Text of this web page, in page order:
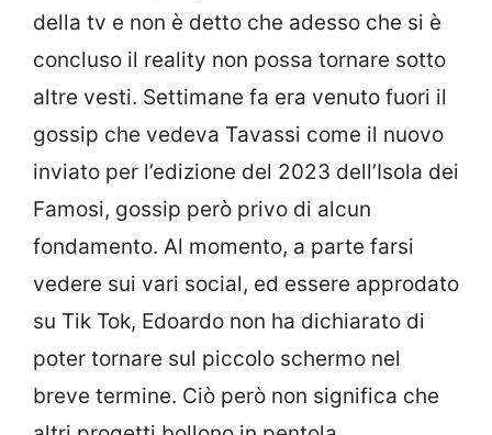
della tv e non è detto che adesso che si è
concluso il reality non possa tornare sotto
altre vesti. Settimane fa era venuto fuori il
gossip che vedeva Tavassi come il nuovo
inviato per l’edizione del 2023 dell’Isola dei
Famosi, gossip però privo di alcun
fondamento. Al momento, a parte farsi
vedere sui vari social, ed essere approdato
su Tik Tok, Edoardo non ha dichiarato di
poter tornare sul piccolo schermo nel
breve termine. Ciò però non significa che